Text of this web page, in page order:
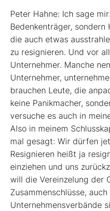
Peter Hahne: Ich sage
Bedenkenträger,
die auch etwas
zu resignieren. Und vor
Unternehmer. Manche
Unternehmer,
brauchen Leute, die
keine Panikmacher,
versuche es auch in
Also in meinem
mal gesagt: Wir dürfen
Resignieren heißt ja
einziehen und uns
will die Vereinzelung der
Zusammenschlüsse,
Unternehmensverbände